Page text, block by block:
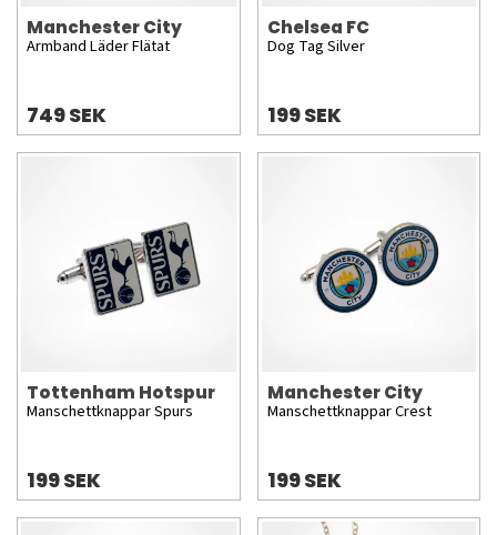
Manchester City
Armband Läder Flätat
749 SEK
Chelsea FC
Dog Tag Silver
199 SEK
Tottenham Hotspur
Manschettknappar Spurs
199 SEK
Manchester City
Manschettknappar Crest
199 SEK